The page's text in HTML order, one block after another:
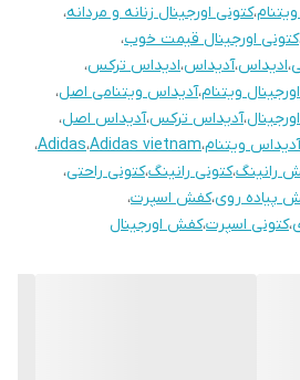
،کتونی اورجینال زنانه و مردانه،
کتونی اورجینال قیمت خوب،
،ادیداس،آدیداس،ادیداس ترکس،
ویتنام،آدیداس ویتنامی اصل،
،آدیداس ترکس،آدیداس اصل،
آدیداس ویتنام،Adidas vietnam،Adidas،
رانینگ،کتونی رانینگ،کتونی راحتی،
پیاده روی،کفش اسپرت،
،کتونی اسپرت،کفش اورجینال